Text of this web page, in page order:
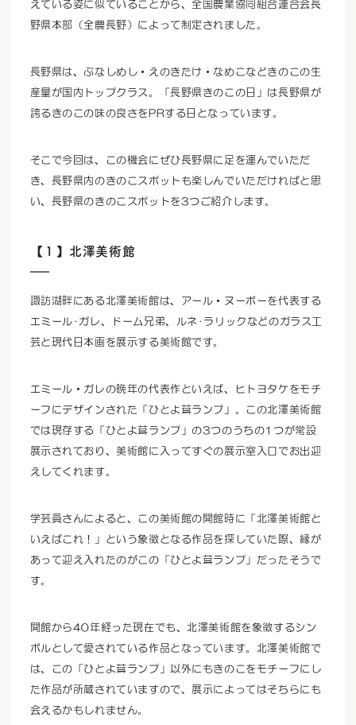
えている姿に似ていることから、全国農業協同組合連合会長
野県本部（全農長野）によって制定されました。
長野県は、ぶなしめし・えのきたけ・なめこなどきのこの生
産量が国内トップクラス。「長野県きのこの日」は長野県が
誇るきのこの味の良さをPRする日となっています。
そこで今回は、この機会にぜひ長野県に足を運んでいただ
き、長野県内のきのこスポットも楽しんでいただければと思
い、長野県のきのこスポットを3つご紹介します。
【１】北澤美術館
諏訪湖畔にある北澤美術館は、アール・ヌーボーを代表する
エミール･ガレ、ドーム兄弟、ルネ･ラリックなどのガラス工
芸と現代日本画を展示する美術館です。
エミール・ガレの晩年の代表作といえば、ヒトヨタケをモチ
ーフにデザインされた「ひとよ茸ランプ」。この北澤美術館
では現存する「ひとよ茸ランプ」の3つのうちの1つが常設
展示されており、美術館に入ってすぐの展示室入口でお出迎
えしてくれます。
学芸員さんによると、この美術館の開館時に「北澤美術館と
いえばこれ！」という象徴となる作品を探していた際、縁が
あって迎え入れたのがこの「ひとよ茸ランプ」だったそうで
す。
開館から40年経った現在でも、北澤美術館を象徴するシン
ボルとして愛されている作品となっています。北澤美術館で
は、この「ひとよ茸ランプ」以外にもきのこをモチーフにし
た作品が所蔵されていますので、展示によってはそちらにも
会えるかもしれません。